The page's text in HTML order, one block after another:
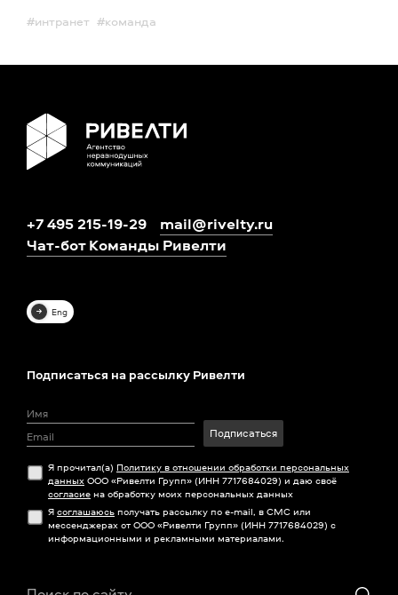
#интранет #команда
+7 495 215-19-29
mail@rivelty.ru
Чат-бот Команды Ривелти
Eng
Подписаться на рассылку Ривелти
Подписаться
Я прочитал(а) Политику в отношении обработки персональных
данных ООО «Ривелти Групп» (ИНН 7717684029) и даю своё
согласие на обработку моих персональных данных
Я соглашаюсь получать рассылку по e-mail, в СМС или
мессенджерах от ООО «Ривелти Групп» (ИНН 7717684029) с
информационными и рекламными материалами.